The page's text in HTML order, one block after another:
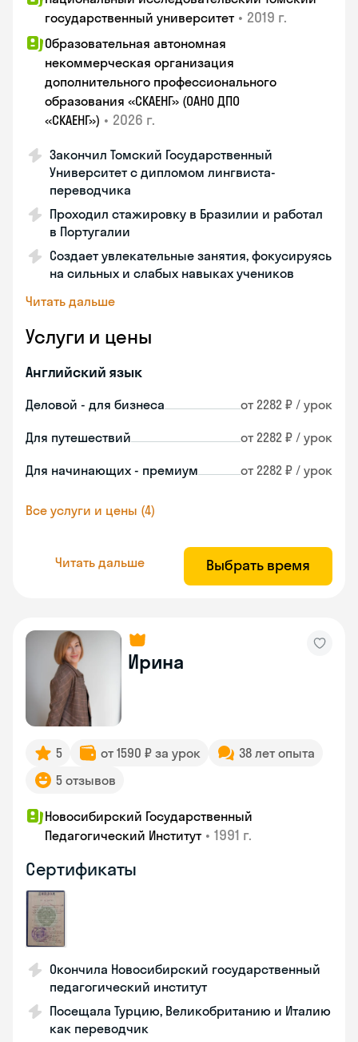
государственный университет • 2019 г.
Образовательная автономная
некоммерческая организация
дополнительного профессионального
образования «СКАЕНГ» (ОАНО ДПО
«СКАЕНГ») • 2026 г.
Закончил Томский Государственный
Университет с дипломом лингвиста-
переводчика
Проходил стажировку в Бразилии и работал
в Португалии
Создает увлекательные занятия, фокусируясь
на сильных и слабых навыках учеников
Читать дальше
Услуги и цены
Английский язык
Деловой - для бизнеса от 2282 ₽ / урок
Для путешествий от 2282 ₽ / урок
Для начинающих - премиум от 2282 ₽ / урок
Все услуги и цены (4)
Читать дальше Выбрать время
Ирина
5 от 1590 ₽ за урок
38 лет опыта
5 отзывов
Новосибирский Государственный
Педагогический Институт • 1991 г.
Сертификаты
Окончила Новосибирский государственный
педагогический институт
Посещала Турцию, Великобританию и Италию
как переводчик